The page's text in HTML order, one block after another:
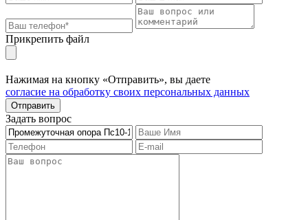
Прикрепить файл
Нажимая на кнопку «Отправить», вы даете
согласие на обработку своих персональных данных
Отправить
Задать вопрос